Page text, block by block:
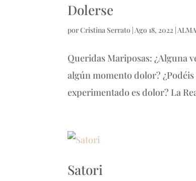
Dolerse
porCristina Serrato | Ago 18, 2022 | ALMA
Queridas Mariposas: ¿Alguna
algún momento dolor?
experimentado es dolor? La
Satori